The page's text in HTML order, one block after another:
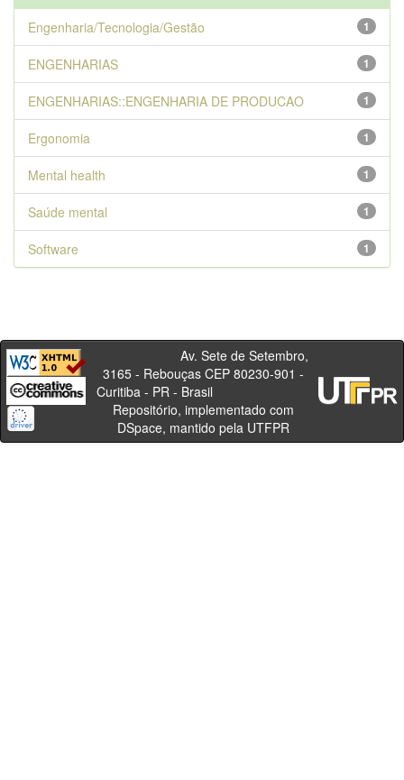
1
Engenharia/Tecnologia/Gestão
1
ENGENHARIAS
1
ENGENHARIAS::ENGENHARIA DE PRODUCAO
1
Ergonomia
1
Mental health
1
Saúde mental
1
Software
Av. Sete de Setembro,
3165 - Rebouças CEP 80230-901 -
Curitiba - PR - Brasil
Repositório, implementado com
DSpace, mantido pela UTFPR